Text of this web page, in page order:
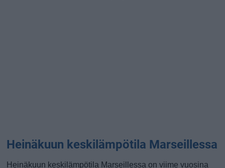
Heinäkuun keskilämpötila Marseillessa
Heinäkuun keskilämpötila Marseillessa on viime vuosina